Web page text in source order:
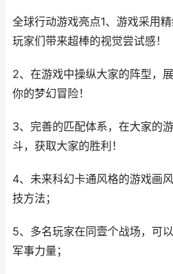
全球行动游戏亮点1、游戏采用
玩家们带来超棒的视觉尝试感！
2、在游戏中操纵大家的阵型，
你的梦幻冒险！
3、完善的匹配体系，在大家的
斗，获取大家的胜利！
4、未来科幻卡通风格的游戏画
技方法；
5、多名玩家在同壹个战场，可
军事力量；